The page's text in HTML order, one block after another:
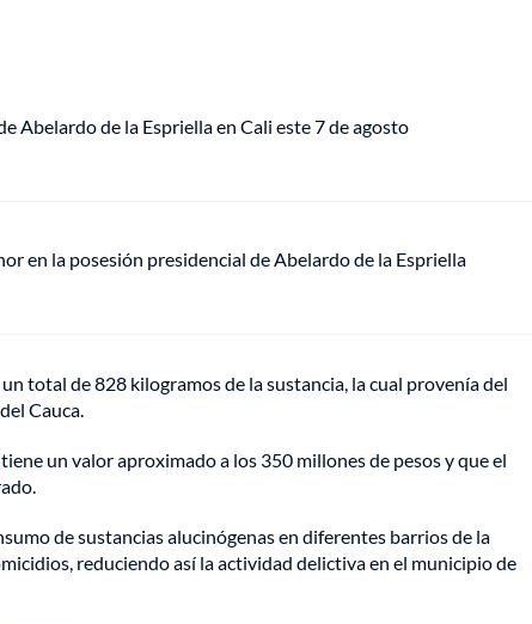
Abelardo de la Espriella en Cali este 7 de agosto
en la posesión presidencial de Abelardo de la Espriella
total de 828 kilogramos de la sustancia, la cual provenía del
Cauca.
tiene un valor aproximado a los 350 millones de pesos y que el
de sustancias alucinógenas en diferentes barrios de la
reduciendo así la actividad delictiva en el municipio de